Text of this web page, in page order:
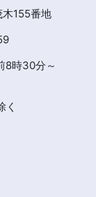
155番地
8時30分～
く